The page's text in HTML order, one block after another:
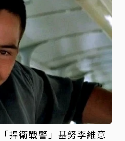
捍衛戰警」基努李維意